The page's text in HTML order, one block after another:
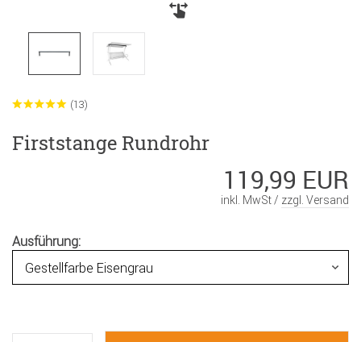
(13)
Firststange Rundrohr
119,99 EUR
inkl. MwSt / zzgl. Versand
Ausführung: